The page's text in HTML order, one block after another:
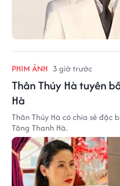
PHIM ẢNH 3 giờ trước
Thân Thúy Hà tuyên
Hà
Thân Thúy Hà có chia sẻ đặc
Tăng Thanh Hà.